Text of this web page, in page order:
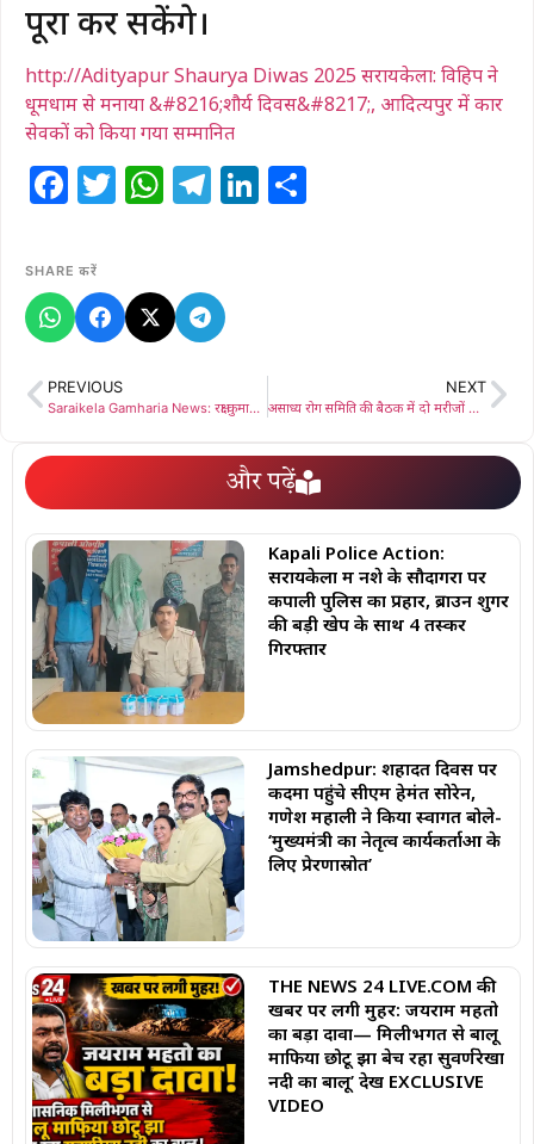
पूरा कर सकेंगे।
http://Adityapur Shaurya Diwas 2025 सरायकेला: विहिप ने
धूमधाम से मनाया &#8216;शौर्य दिवस&#8217;, आदित्यपुर में कार
सेवकों को किया गया सम्मानित
Facebook
Twitter
WhatsApp
Telegram
LinkedIn
SHARE करें
PREVIOUS
Saraikela Gamharia News: रक्षा कुमारी और स्मिता दास ने राष्ट्रीय कराटे प्रतियोगिता में मारी बाजी, जीते गोल्ड मेडल
NEXT
असाध्य रोग समिति की बैठक में दो मरीजों के इलाज हेतु 7.42 लाख रुपये की मंजूरी जरूरतमंदों को अधिक लाभ देने के लिए सदर अस्पताल प्रवेश द्वार पर लगाए जाएं बैनर-फ्लेक्स : राजा राम गुप्ता
और पढ़ें
Kapali Police Action:
सरायकेला में नशे के सौदागरों पर
कपाली पुलिस का प्रहार, ब्राउन शुगर
की बड़ी खेप के साथ 4 तस्कर
गिरफ्तार
Jamshedpur: शहादत दिवस पर
कदमा पहुंचे सीएम हेमंत सोरेन,
गणेश महाली ने किया स्वागत बोले-
‘मुख्यमंत्री का नेतृत्व कार्यकर्ताओं के
लिए प्रेरणास्रोत’
THE NEWS 24 LIVE.COM की
खबर पर लगी मुहर: जयराम महतो
का बड़ा दावा— मिलीभगत से बालू
माफिया छोटू झा बेच रहा सुवर्णरेखा
नदी का बालू’ देखें EXCLUSIVE
VIDEO